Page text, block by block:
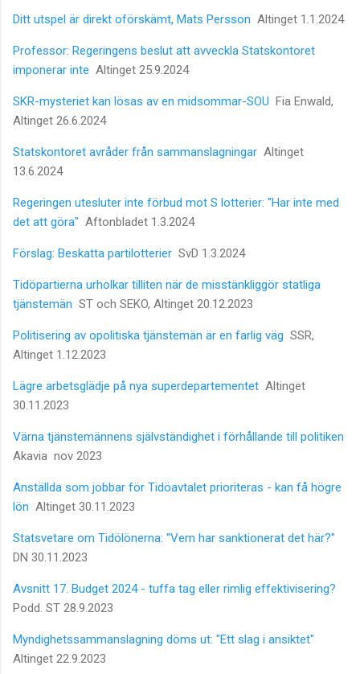
Ditt utspel är direkt oförskämt, Mats Persson Altinget 1.1.2024
Professor: Regeringens beslut att avveckla Statskontoret
imponerar inte Altinget 25.9.2024
SKR-mysteriet kan lösas av en midsommar-SOU Fia Enwald,
Altinget 26.6.2024
Statskontoret avråder från sammanslagningar Altinget
13.6.2024
Regeringen utesluter inte förbud mot S lotterier: "Har inte med
det att göra" Aftonbladet 1.3.2024
Förslag: Beskatta partilotterier SvD 1.3.2024
Tidöpartierna urholkar tilliten när de misstänkliggör statliga
tjänstemän ST och SEKO, Altinget 20.12.2023
Politisering av opolitiska tjänstemän är en farlig väg SSR,
Altinget 1.12.2023
Lägre arbetsglädje på nya superdepartementet Altinget
30.11.2023
Värna tjänstemännens självständighet i förhållande till politiken
Akavia nov 2023
Anställda som jobbar för Tidöavtalet prioriteras - kan få högre
lön Altinget 30.11.2023
Statsvetare om Tidölönerna: "Vem har sanktionerat det här?"
DN 30.11.2023
Avsnitt 17. Budget 2024 - tuffa tag eller rimlig effektivisering?
Podd. ST 28.9.2023
Myndighetssammanslagning döms ut: "Ett slag i ansiktet"
Altinget 22.9.2023